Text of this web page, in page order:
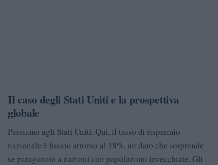
Il caso degli Stati Uniti e la prospettiva
globale
Passiamo agli Stati Uniti. Qui, il tasso di risparmio
nazionale è fissato attorno al 18%, un dato che sorprende
se paragonato a nazioni con popolazioni invecchiate. Gli